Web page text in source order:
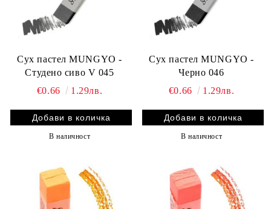
Сух пастел MUNGYO -
Студено сиво V 045
€0.66
1.29лв.
В наличност
Сух пастел MUNGYO -
Черно 046
€0.66
1.29лв.
В наличност